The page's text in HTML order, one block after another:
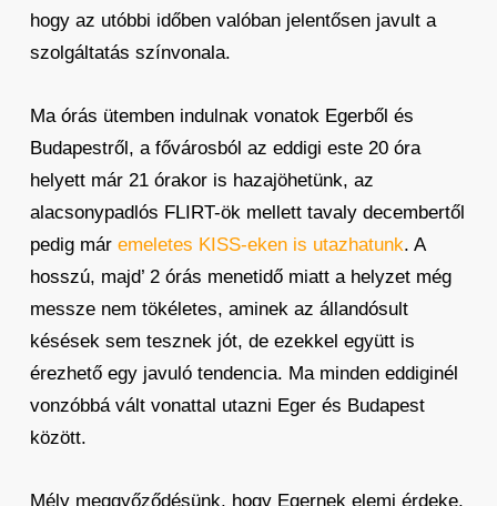
hogy az utóbbi időben valóban jelentősen javult a
szolgáltatás színvonala.
Ma órás ütemben indulnak vonatok Egerből és
Budapestről, a fővárosból az eddigi este 20 óra
helyett már 21 órakor is hazajöhetünk, az
alacsonypadlós FLIRT-ök mellett tavaly decembertől
pedig már emeletes KISS-eken is utazhatunk. A
hosszú, majd’ 2 órás menetidő miatt a helyzet még
messze nem tökéletes, aminek az állandósult
késések sem tesznek jót, de ezekkel együtt is
érezhető egy javuló tendencia. Ma minden eddiginél
vonzóbbá vált vonattal utazni Eger és Budapest
között.
Mély meggyőződésünk, hogy Egernek elemi érdeke,